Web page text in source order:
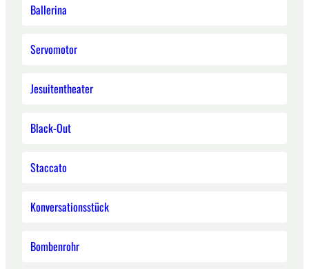
Ballerina
Servomotor
Jesuitentheater
Black-Out
Staccato
Konversationsstück
Bombenrohr